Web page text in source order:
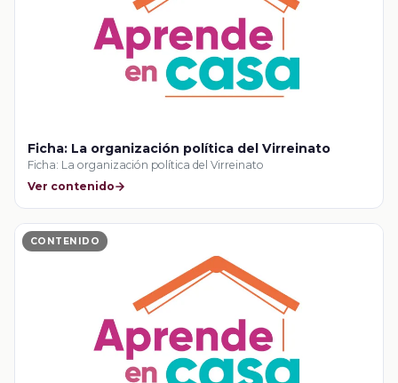
Ficha: La organización política del Virreinato
Ficha: La organización política del Virreinato
Ver contenido
CONTENIDO